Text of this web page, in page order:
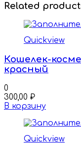
Related
Quickview
Кошелек-
красный
0
300,00 ₽
В корзину
Quickview